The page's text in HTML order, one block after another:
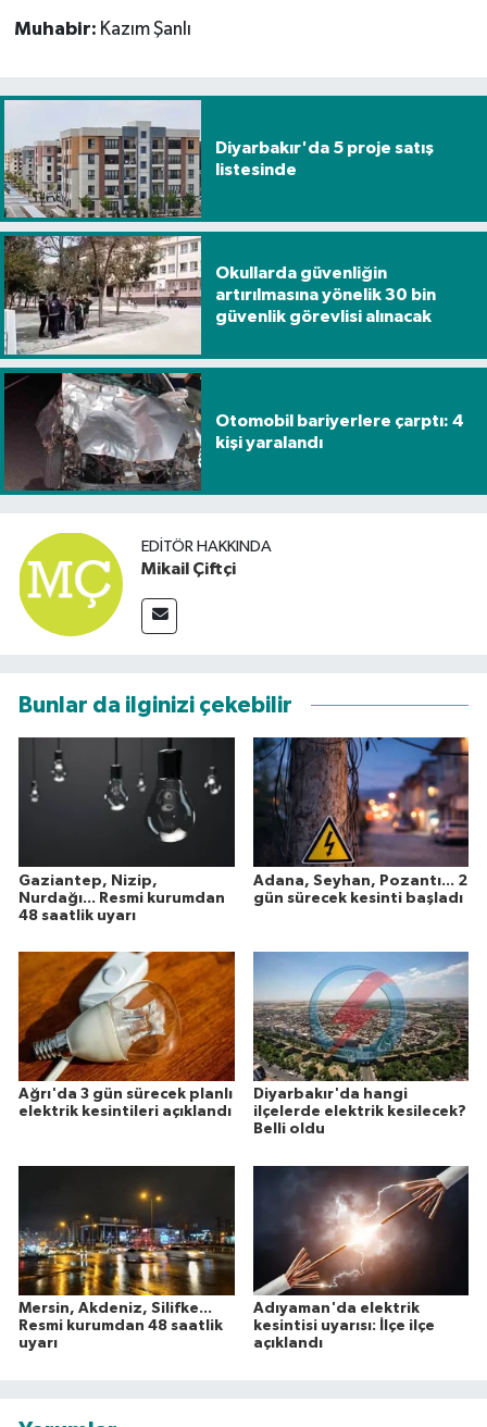
Muhabir: Kazım Şanlı
Diyarbakır'da 5 proje satış
listesinde
Okullarda güvenliğin
artırılmasına yönelik 30 bin
güvenlik görevlisi alınacak
Otomobil bariyerlere çarptı: 4
kişi yaralandı
EDITÖR HAKKINDA
Mikail Çiftçi
Bunlar da ilginizi çekebilir
Gaziantep, Nizip,
Nurdağı... Resmi kurumdan
48 saatlik uyarı
Adana, Seyhan, Pozantı... 2
gün sürecek kesinti başladı
Ağrı'da 3 gün sürecek planlı
elektrik kesintileri açıklandı
Diyarbakır'da hangi
ilçelerde elektrik kesilecek?
Belli oldu
Mersin, Akdeniz, Silifke...
Resmi kurumdan 48 saatlik
uyarı
Adıyaman'da elektrik
kesintisi uyarısı: İlçe ilçe
açıklandı